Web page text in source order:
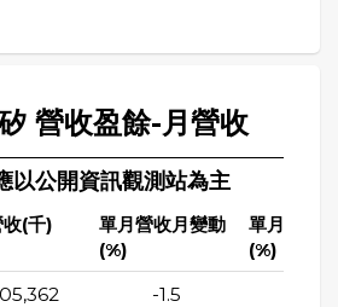
營收盈餘-月營收
以公開資訊觀測站為主
(千)
單月營收月變動
(%)
單月營收
(%)
-1.5